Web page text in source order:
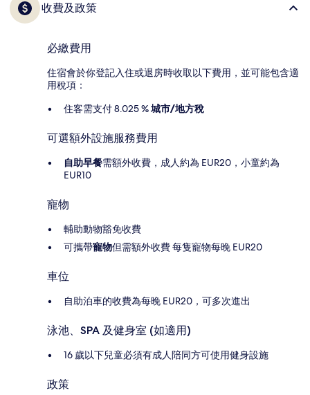
收費及政策
必繳費用
住宿會於你登記入住或退房時收取以下費用，並可能包含適
用稅項：
住客需支付 8.025 %城市/地方稅
可選額外設施服務費用
自助早餐需額外收費，成人約為 EUR20，小童約為
EUR10
寵物
輔助動物豁免收費
可攜帶寵物但需額外收費 每隻寵物每晚 EUR20
車位
自助泊車的收費為每晚 EUR20，可多次進出
泳池、SPA 及健身室 (如適用)
16 歲以下兒童必須有成人陪同方可使用健身設施
政策